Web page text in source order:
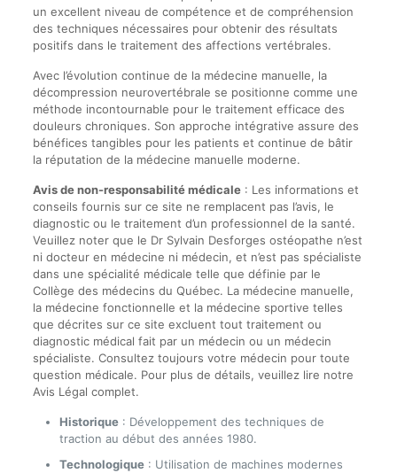
un excellent niveau de compétence et de compréhension
des techniques nécessaires pour obtenir des résultats
positifs dans le traitement des affections vertébrales.
Avec l’évolution continue de la médecine manuelle, la
décompression neurovertébrale se positionne comme une
méthode incontournable pour le traitement efficace des
douleurs chroniques. Son approche intégrative assure des
bénéfices tangibles pour les patients et continue de bâtir
la réputation de la médecine manuelle moderne.
Avis de non-responsabilité médicale: Les informations et
conseils fournis sur ce site ne remplacent pas l’avis, le
diagnostic ou le traitement d’un professionnel de la santé.
Veuillez noter que le Dr Sylvain Desforges ostéopathe n’est
ni docteur en médecine ni médecin, et n’est pas spécialiste
dans une spécialité médicale telle que définie par le
Collège des médecins du Québec. La médecine manuelle,
la médecine fonctionnelle et la médecine sportive telles
que décrites sur ce site excluent tout traitement ou
diagnostic médical fait par un médecin ou un médecin
spécialiste. Consultez toujours votre médecin pour toute
question médicale. Pour plus de détails, veuillez lire notre
Avis Légal complet.
Historique: Développement des techniques de
traction au début des années 1980.
Technologique: Utilisation de machines modernes